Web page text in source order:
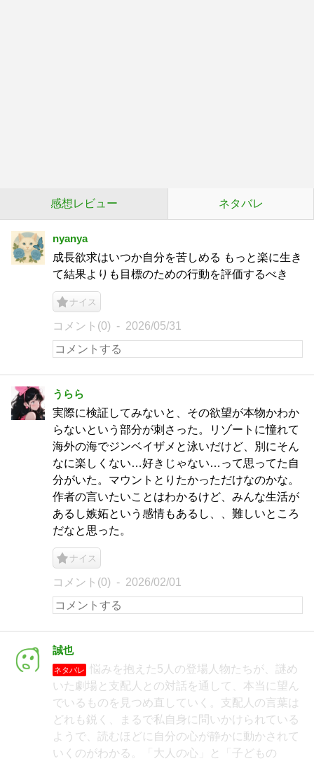
感想レビュー ネタバレ
nyanya
成長欲求はいつか自分を苦しめる もっと楽に生き
て結果よりも目標のための行動を評価するべき
ナイス
コメント(0) 2026/05/31
うらら
実際に検証してみないと、その欲望が本物かわか
らないという部分が刺さった。リゾートに憧れて
海外の海でジンベイザメと泳いだけど、別にそん
なに楽しくない…好きじゃない…って思ってた自
分がいた。マウントとりたかっただけなのかな。
作者の言いたいことはわかるけど、みんな生活が
あるし嫉妬という感情もあるし、、難しいところ
だなと思った。
ナイス
コメント(0) 2026/02/01
誠也
ネタバレ
悩みを抱えた5人の登場人物たちが、謎め
いた劇場と支配人との対話を通して、本当に望ん
でいるものを見つめ直していく。支配人の言葉は
どれも鋭く、まるで私自身に問いかけられている
ようで、読むほどに自分の心が静かに動かされて
いくのがわかる。「大人の心」と「子どもの